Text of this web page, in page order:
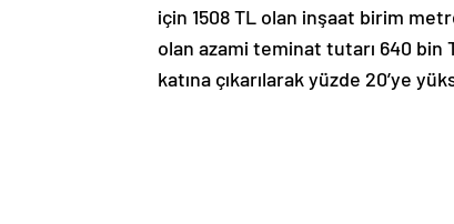
için 1508 TL olan inşaat birim
olan azami teminat tutarı 640 bin
katına çıkarılarak yüzde 20’ye